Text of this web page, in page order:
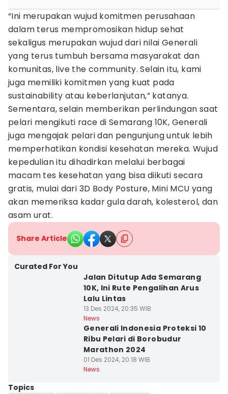
“Ini merupakan wujud komitmen perusahaan
dalam terus mempromosikan hidup sehat
sekaligus merupakan wujud dari nilai Generali
yang terus tumbuh bersama masyarakat dan
komunitas, live the community. Selain itu, kami
juga memiliki komitmen yang kuat pada
sustainability atau keberlanjutan,” katanya.
Sementara, selain memberikan perlindungan saat
pelari mengikuti race di Semarang 10K, Generali
juga mengajak pelari dan pengunjung untuk lebih
memperhatikan kondisi kesehatan mereka. Wujud
kepedulian itu dihadirkan melalui berbagai
macam tes kesehatan yang bisa diikuti secara
gratis, mulai dari 3D Body Posture, Mini MCU yang
akan memeriksa kadar gula darah, kolesterol, dan
asam urat.
Share Article
Curated For You
Jalan Ditutup Ada Semarang
10K, Ini Rute Pengalihan Arus
Lalu Lintas
13 Des 2024, 20:35 WIB
News
Generali Indonesia Proteksi 10
Ribu Pelari di Borobudur
Marathon 2024
01 Des 2024, 20:18 WIB
News
Topics